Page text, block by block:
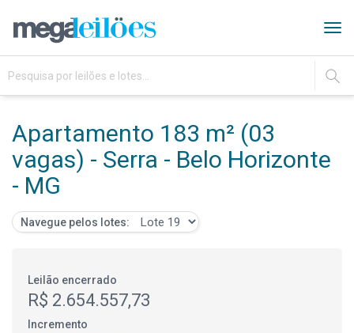
IR
Apartamento 183 m² (03
vagas) - Serra - Belo Horizonte
- MG
Navegue pelos lotes:
Leilão encerrado
R$ 2.654.557,73
Incremento